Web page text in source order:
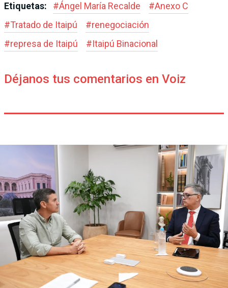
Etiquetas: #Ángel María Recalde #Anexo C
#Tratado de Itaipú #renegociación
#represa de Itaipú #Itaipú Binacional
Déjanos tus comentarios en Voiz